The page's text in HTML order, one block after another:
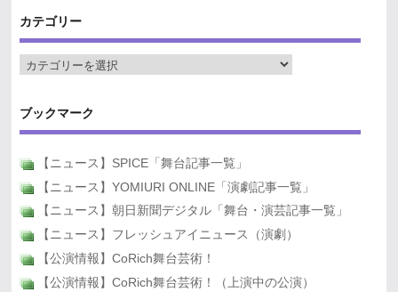
カテゴリー
ブックマーク
【ニュース】SPICE「舞台記事一覧」
【ニュース】YOMIURI ONLINE「演劇記事一覧」
【ニュース】朝日新聞デジタル「舞台・演芸記事一覧」
【ニュース】フレッシュアイニュース（演劇）
【公演情報】CoRich舞台芸術！
【公演情報】CoRich舞台芸術！（上演中の公演）